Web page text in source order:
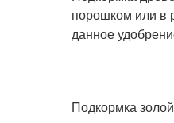
порошком или в
данное
Подкормка